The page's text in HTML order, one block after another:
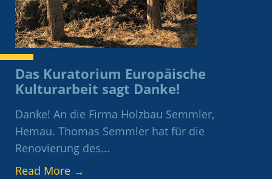
Das Kuratorium Europäische
Kulturarbeit sagt Danke!
Danke! An die Firma Holzbau Semmler,
Hemau. Thomas Semmler hat für die
Renovierung des...
Read More →